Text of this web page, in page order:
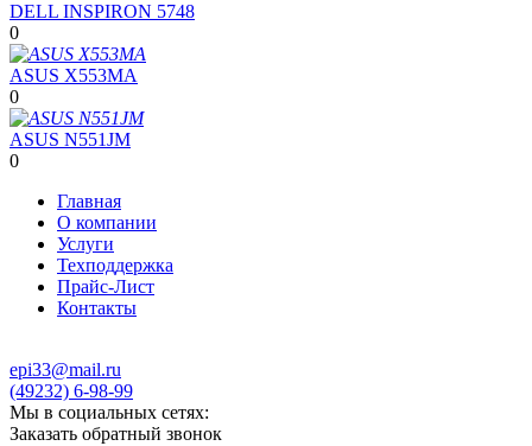
DELL INSPIRON 5748
0
ASUS X553MA
0
ASUS N551JM
0
Главная
О компании
Услуги
Техподдержка
Прайс-Лист
Контакты
epi33@mail.ru
(49232) 6-98-99
Мы в социальных сетях:
Заказать обратный звонок